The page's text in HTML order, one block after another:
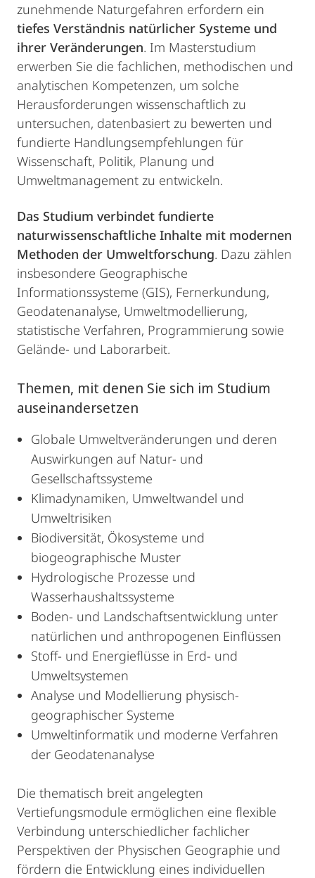
zunehmende Naturgefahren erfordern ein
tiefes Verständnis natürlicher Systeme und
ihrer Veränderungen. Im Masterstudium
erwerben Sie die fachlichen, methodischen und
analytischen Kompetenzen, um solche
Herausforderungen wissenschaftlich zu
untersuchen, datenbasiert zu bewerten und
fundierte Handlungsempfehlungen für
Wissenschaft, Politik, Planung und
Umweltmanagement zu entwickeln.
Das Studium verbindet fundierte
naturwissenschaftliche Inhalte mit modernen
Methoden der Umweltforschung. Dazu zählen
insbesondere Geographische
Informationssysteme (GIS), Fernerkundung,
Geodatenanalyse, Umweltmodellierung,
statistische Verfahren, Programmierung sowie
Gelände- und Laborarbeit.
Themen, mit denen Sie sich im Studium
auseinandersetzen
Globale Umweltveränderungen und deren
Auswirkungen auf Natur- und
Gesellschaftssysteme
Klimadynamiken, Umweltwandel und
Umweltrisiken
Biodiversität, Ökosysteme und
biogeographische Muster
Hydrologische Prozesse und
Wasserhaushaltssysteme
Boden- und Landschaftsentwicklung unter
natürlichen und anthropogenen Einflüssen
Stoff- und Energieflüsse in Erd- und
Umweltsystemen
Analyse und Modellierung physisch-
geographischer Systeme
Umweltinformatik und moderne Verfahren
der Geodatenanalyse
Die thematisch breit angelegten
Vertiefungsmodule ermöglichen eine flexible
Verbindung unterschiedlicher fachlicher
Perspektiven der Physischen Geographie und
fördern die Entwicklung eines individuellen